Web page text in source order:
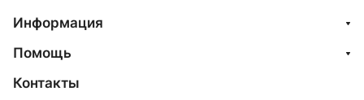
Информация
Помощь
Контакты